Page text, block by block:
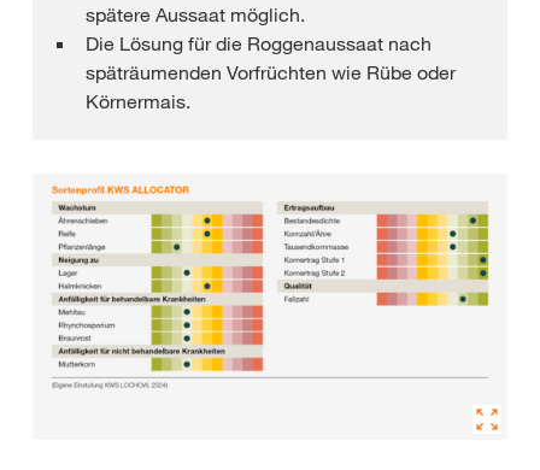
spätere Aussaat möglich.
Die Lösung für die Roggenaussaat nach
späträumenden Vorfrüchten wie Rübe oder
Körnermais.